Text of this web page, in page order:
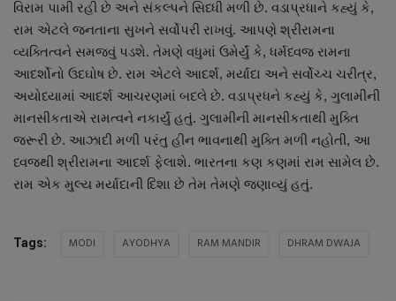
બોલિવૂડ
સ્વાસ્થ્ય
વિરામ પામી રહી છે અને સંકલ્પને સિધ્ધી મળી છે. વડાપ્રધાને કહ્યું કે,
રામ એટલે જનતાના સુખને સર્વોપરી રાખવું. આપણે શ્રીરામના
વ્યક્તિત્વને સમજવું પડશે. તેમણે વધુમાં ઉમેર્યું કે, ધર્મધ્વજ રામના
આદર્શોનો ઉદઘોષ છે. રામ એટલે આદર્શ, મર્યાદા અને સર્વોચ્ચ ચરીત્ર,
અયોધ્યામાં આદર્શ આચરણમાં બદલે છે. વડાપ્રધને કહ્યું કે, ગુલામીની
માનસીકતાએ રામત્વને નકાર્યું હતું. ગુલામીની માનસીકતાથી મુક્તિ
જરૂરી છે. આઝાદી મળી પરંતુ હીન ભાવનાથી મુક્તિ મળી નહોતી, આ
ધ્વજથી શ્રીરામના આદર્શ ફેલાશે. ભારતના કણ કણમાં રામ સામેલ છે.
રામ એક મુલ્ય મર્યાદાની દિશા છે તેમ તેમણે જણાવ્યું હતું.
Tags: MODI AYODHYA RAM MANDIR DHRAM DWAJA